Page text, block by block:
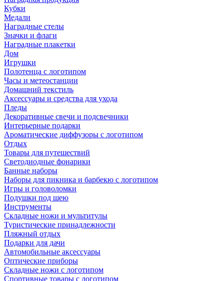
Кубки
Медали
Наградные стелы
Значки и флаги
Наградные плакетки
Дом
Игрушки
Полотенца с логотипом
Часы и метеостанции
Домашний текстиль
Аксессуары и средства для ухода
Пледы
Декоративные свечи и подсвечники
Интерьерные подарки
Ароматические диффузоры с логотипом
Отдых
Товары для путешествий
Светодиодные фонарики
Банные наборы
Наборы для пикника и барбекю с логотипом
Игры и головоломки
Подушки под шею
Инструменты
Складные ножи и мультитулы
Туристические принадлежности
Пляжный отдых
Подарки для дачи
Автомобильные аксессуары
Оптические приборы
Складные ножи с логотипом
Спортивные товары с логотипом